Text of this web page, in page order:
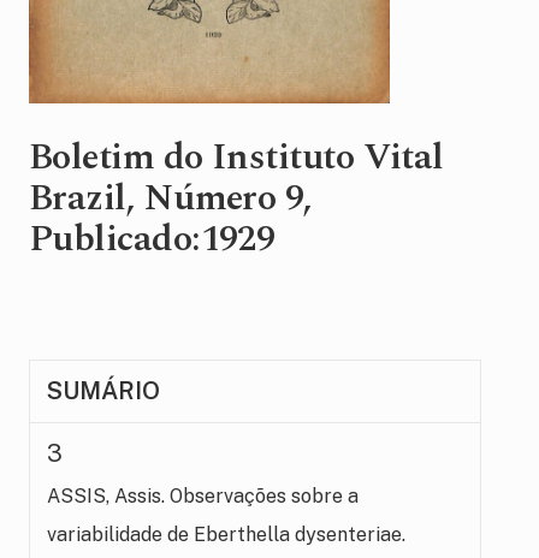
Boletim do Instituto Vital
Brazil, Número 9,
Publicado:1929
SUMÁRIO
3
ASSIS, Assis. Observações sobre a
variabilidade de Eberthella dysenteriae.